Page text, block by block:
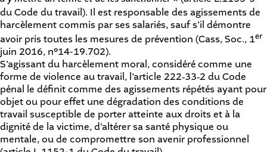
du Code du travail). Il est responsable des agissements de
harcèlement commis par ses salariés, sauf s’il démontre
avoir pris toutes les mesures de prévention (Cass, Soc., 1er
juin 2016, n°14-19.702).
S’agissant du harcèlement moral, considéré comme une
forme de violence au travail, l’article 222‑33‑2 du Code
pénal le définit comme des agissements répétés ayant pour
objet ou pour effet une dégradation des conditions de
travail susceptible de porter atteinte aux droits et à la
dignité de la victime, d’altérer sa santé physique ou
mentale, ou de compromettre son avenir professionnel